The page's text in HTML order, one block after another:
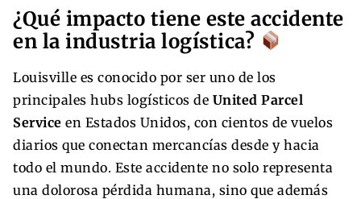
¿Qué impacto tiene este accidente
en la industria logística?
Louisville es conocido por ser uno de los
principales hubs logísticos de United Parcel
Service en Estados Unidos, con cientos de vuelos
diarios que conectan mercancías desde y hacia
todo el mundo. Este accidente no solo representa
una dolorosa pérdida humana, sino que además